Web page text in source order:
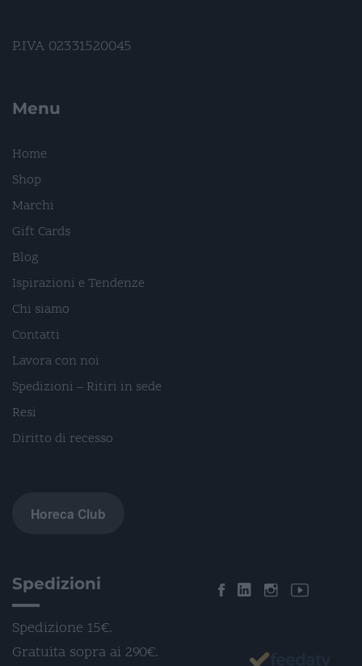
P.IVA 02331520045
Menu
Home
Shop
Marchi
Gift Cards
Blog
Ispirazioni e Tendenze
Chi siamo
Contatti
Lavora con noi
Spedizioni – Ritiri in sede
Resi
Diritto di recesso
Horeca Club
Spedizioni
Spedizione 15€.
Gratuita sopra ai 290€.